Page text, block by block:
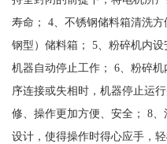
寿命； 4、不锈钢储料箱清洗
钢型）储料箱； 5、粉碎机内
机器自动停止工作； 6、粉碎
序连接或失相时，机器停止运
修、操作更加方便、安全； 8
设计，使得操作时得心应手，轻